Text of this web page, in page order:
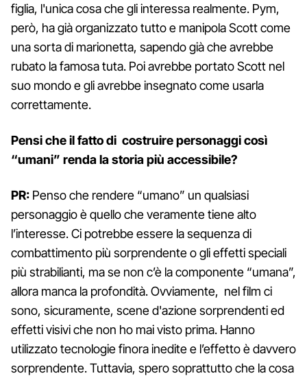
figlia, l'unica cosa che gli interessa realmente. Pym,
però, ha già organizzato tutto e manipola Scott come
una sorta di marionetta, sapendo già che avrebbe
rubato la famosa tuta. Poi avrebbe portato Scott nel
suo mondo e gli avrebbe insegnato come usarla
correttamente.
Pensi che il fatto di costruire personaggi così
“umani” renda la storia più accessibile?
PR: Penso che rendere “umano” un qualsiasi
personaggio è quello che veramente tiene alto
l’interesse. Ci potrebbe essere la sequenza di
combattimento più sorprendente o gli effetti speciali
più strabilianti, ma se non c’è la componente “umana”,
allora manca la profondità. Ovviamente, nel film ci
sono, sicuramente, scene d'azione sorprendenti ed
effetti visivi che non ho mai visto prima. Hanno
utilizzato tecnologie finora inedite e l’effetto è davvero
sorprendente. Tuttavia, spero soprattutto che la cosa